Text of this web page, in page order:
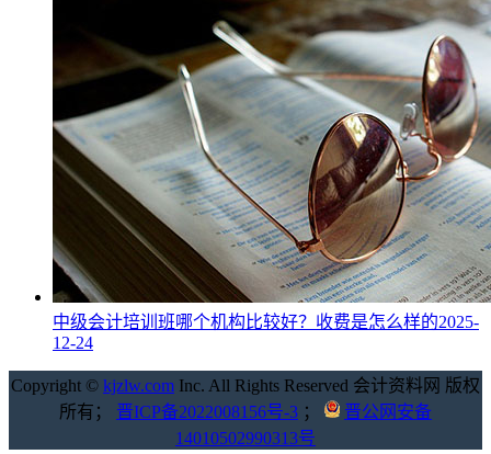
中级会计培训班哪个机构比较好？收费是怎么样的2025-
12-24
Copyright © kjzlw.com Inc. All Rights Reserved 会计资料网 版权
所有； 晋ICP备2022008156号-3 ；
晋公网安备
14010502990313号